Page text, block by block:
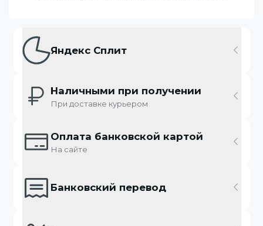
Яндекс Сплит
Наличными при получении
При доставке курьером
Оплата банковской картой
На сайте
Банковский перевод